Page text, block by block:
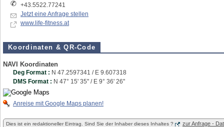
+43.5522.77241
Jetzt eine Anfrage stellen
www.life-fitness.at
Koordinaten & QR-Code
NAVI Koordinaten
Deg Format : N 47.2597341 / E 9.607318
DMS Format : N 47° 15' 35'' / E 9° 36' 26''
Anreise mit Google Maps planen!
Dies ist ein redaktioneller Eintrag. Sind Sie der Inhaber dieses Inhaltes ? zur Anfrage -